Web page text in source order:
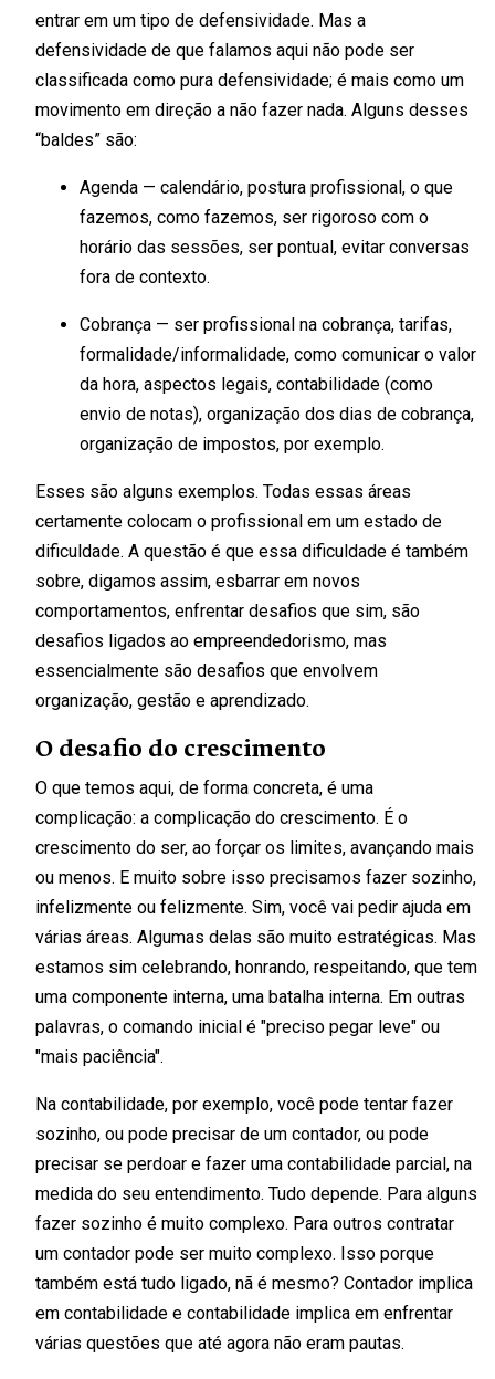
entrar em um tipo de defensividade. Mas a
defensividade de que falamos aqui não pode ser
classificada como pura defensividade; é mais como um
movimento em direção a não fazer nada. Alguns desses
“baldes” são:
Agenda — calendário, postura profissional, o que
fazemos, como fazemos, ser rigoroso com o
horário das sessões, ser pontual, evitar conversas
fora de contexto.
Cobrança — ser profissional na cobrança, tarifas,
formalidade/informalidade, como comunicar o valor
da hora, aspectos legais, contabilidade (como
envio de notas), organização dos dias de cobrança,
organização de impostos, por exemplo.
Esses são alguns exemplos. Todas essas áreas
certamente colocam o profissional em um estado de
dificuldade. A questão é que essa dificuldade é também
sobre, digamos assim, esbarrar em novos
comportamentos, enfrentar desafios que sim, são
desafios ligados ao empreendedorismo, mas
essencialmente são desafios que envolvem
organização, gestão e aprendizado.
O desafio do crescimento
O que temos aqui, de forma concreta, é uma
complicação: a complicação do crescimento. É o
crescimento do ser, ao forçar os limites, avançando mais
ou menos. E muito sobre isso precisamos fazer sozinho,
infelizmente ou felizmente. Sim, você vai pedir ajuda em
várias áreas. Algumas delas são muito estratégicas. Mas
estamos sim celebrando, honrando, respeitando, que tem
uma componente interna, uma batalha interna. Em outras
palavras, o comando inicial é "preciso pegar leve" ou
"mais paciência".
Na contabilidade, por exemplo, você pode tentar fazer
sozinho, ou pode precisar de um contador, ou pode
precisar se perdoar e fazer uma contabilidade parcial, na
medida do seu entendimento. Tudo depende. Para alguns
fazer sozinho é muito complexo. Para outros contratar
um contador pode ser muito complexo. Isso porque
também está tudo ligado, nã é mesmo? Contador implica
em contabilidade e contabilidade implica em enfrentar
várias questões que até agora não eram pautas.